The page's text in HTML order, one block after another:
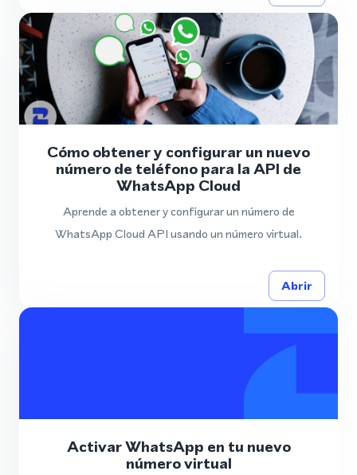
Cómo obtener y configurar un nuevo
número de teléfono para la API de
WhatsApp Cloud
Aprende a obtener y configurar un número de
WhatsApp Cloud API usando un número virtual.
Abrir
Activar WhatsApp en tu nuevo
número virtual